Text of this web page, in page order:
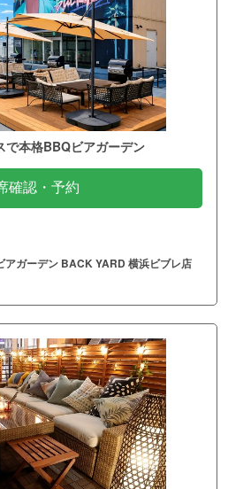
で本格BBQビアガーデン
確認・予約
アガーデン BACK YARD 横浜ビブレ店